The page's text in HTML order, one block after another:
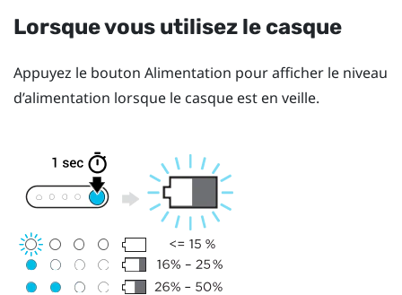
Lorsque vous utilisez le casque
Appuyez le bouton Alimentation pour afficher le niveau
d’alimentation lorsque le casque est en veille.